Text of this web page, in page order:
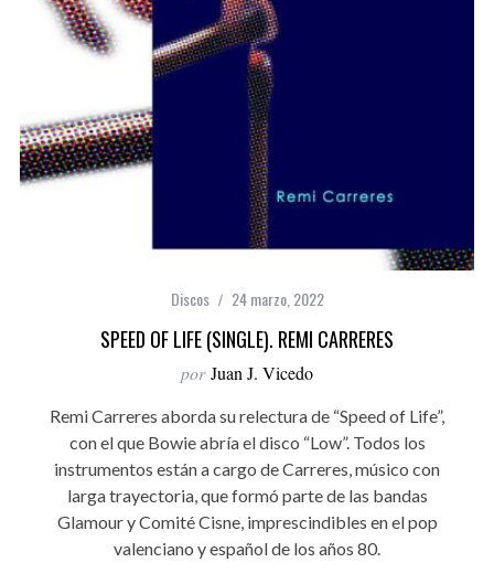
Discos 24 marzo, 2022
SPEED OF LIFE (SINGLE). REMI CARRERES
por Juan J. Vicedo
Remi Carreres aborda su relectura de “Speed of Life”,
con el que Bowie abría el disco “Low”. Todos los
instrumentos están a cargo de Carreres, músico con
larga trayectoria, que formó parte de las bandas
Glamour y Comité Cisne, imprescindibles en el pop
valenciano y español de los años 80.